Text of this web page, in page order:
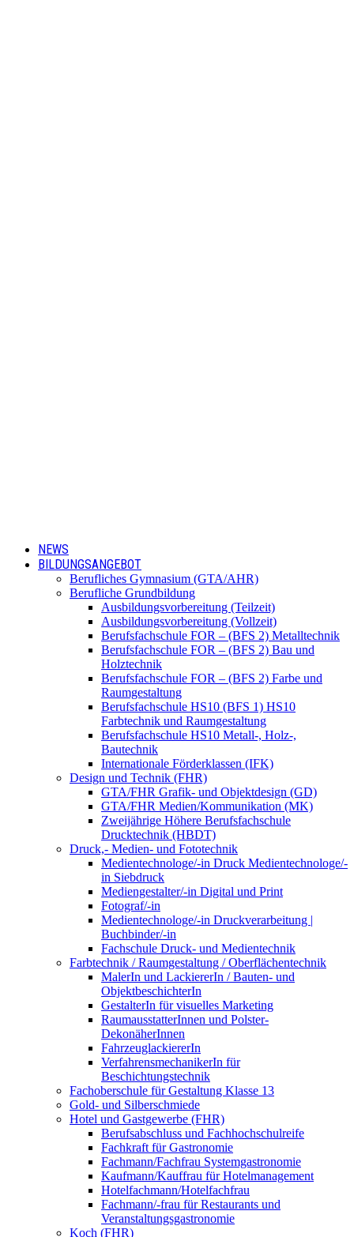
NEWS
BILDUNGSANGEBOT
Berufliches Gymnasium (GTA/AHR)
Berufliche Grundbildung
Ausbildungsvorbereitung (Teilzeit)
Ausbildungsvorbereitung (Vollzeit)
Berufsfachschule FOR – (BFS 2) Metalltechnik
Berufsfachschule FOR – (BFS 2) Bau und
Holztechnik
Berufsfachschule FOR – (BFS 2) Farbe und
Raumgestaltung
Berufsfachschule HS10 (BFS 1) HS10
Farbtechnik und Raumgestaltung
Berufsfachschule HS10 Metall-, Holz-,
Bautechnik
Internationale Förderklassen (IFK)
Design und Technik (FHR)
GTA/FHR Grafik- und Objektdesign (GD)
GTA/FHR Medien/Kommunikation (MK)
Zweijährige Höhere Berufsfachschule
Drucktechnik (HBDT)
Druck,- Medien- und Fototechnik
Medientechnologe/-in Druck Medientechnologe/-
in Siebdruck
Mediengestalter/-in Digital und Print
Fotograf/-in
Medientechnologe/-in Druckverarbeitung |
Buchbinder/-in
Fachschule Druck- und Medientechnik
Farbtechnik / Raumgestaltung / Oberflächentechnik
MalerIn und LackiererIn / Bauten- und
ObjektbeschichterIn
GestalterIn für visuelles Marketing
RaumausstatterInnen und Polster-
DekonäherInnen
FahrzeuglackiererIn
VerfahrensmechanikerIn für
Beschichtungstechnik
Fachoberschule für Gestaltung Klasse 13
Gold- und Silberschmiede
Hotel und Gastgewerbe (FHR)
Berufsabschluss und Fachhochschulreife
Fachkraft für Gastronomie
Fachmann/Fachfrau Systemgastronomie
Kaufmann/Kauffrau für Hotelmanagement
Hotelfachmann/Hotelfachfrau
Fachmann/-frau für Restaurants und
Veranstaltungsgastronomie
Koch (FHR)